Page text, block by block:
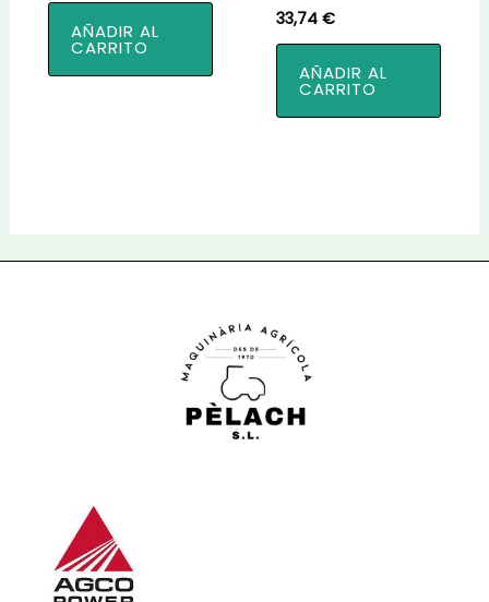
AÑADIR AL
CARRITO
33,74€
AÑADIR AL
CARRITO